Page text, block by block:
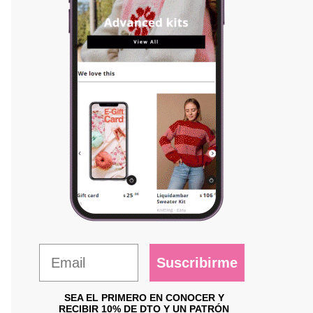
Suscribirme
SEA EL PRIMERO EN CONOCER Y
RECIBIR 10% DE DTO Y UN PATRÓN